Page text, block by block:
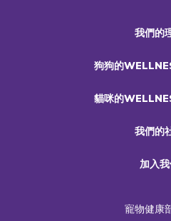
我們的
狗狗的
貓咪的
我們的
加入
寵物健康